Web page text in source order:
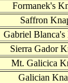
Formanek's
Saffron
Gabriel Blanca's
Sierra Gador
Mt. Galicica
Galician